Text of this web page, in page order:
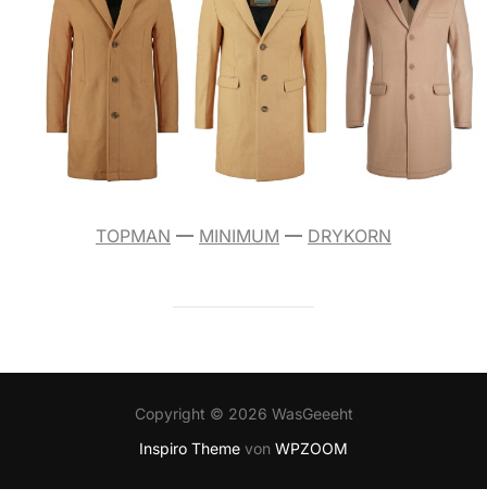
TOPMAN — MINIMUM — DRYKORN
Copyright © 2026 WasGeeeht
Inspiro Theme von WPZOOM